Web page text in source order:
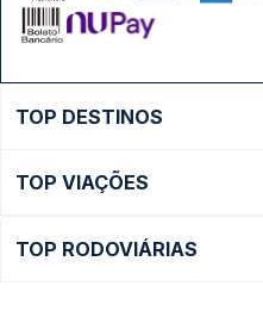
TOP DESTINOS
Ônibus São Paulo
TOP VIAÇÕES
TOP RODOVIÁRIAS